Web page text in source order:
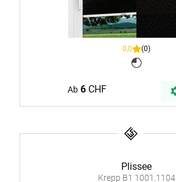
0,0 (0)
Ab 6CHF
Plissee
Krepp B1 1001.1104